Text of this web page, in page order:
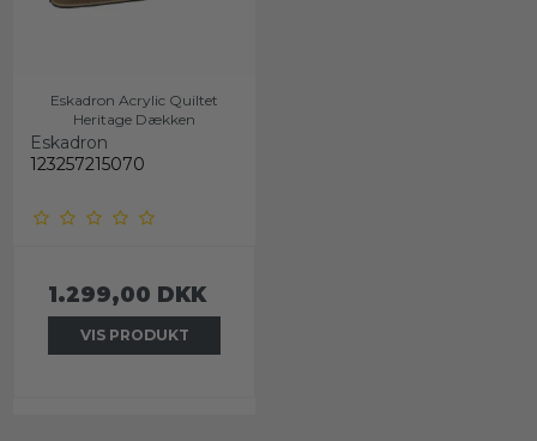
Eskadron Acrylic Quiltet
Heritage Dækken
Eskadron
123257215070
1.299,00 DKK
VIS PRODUKT